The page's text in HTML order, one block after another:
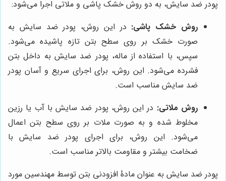
پودر ضد سایش، به دو روش خشک پاشی و ملاتی اجرا می‌شود:
روش خشک پاشی: در این روش، پودر ضد سایش به
صورت خشک بر روی سطح بتن تازه پاشیده می‌شود.
سپس، با استفاده از ماله، پودر ضد سایش به داخل بتن
فشرده می‌شود. این روش، برای اجرای سریع و آسان پودر
ضد سایش مناسب است.
روش ملاتی: در این روش، پودر ضد سایش با آب یا رزین
مخلوط شده و به صورت ملات بر روی سطح بتن اعمال
می‌شود. این روش، برای اجرای پودر ضد سایش با
ضخامت بیشتر و مقاومت بالاتر مناسب است.
پودر ضد سایش به عنوان مادۀ افزودنی بتن توسط مهندسین مورد